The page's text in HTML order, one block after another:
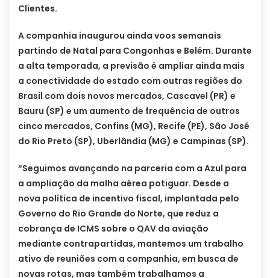
Clientes.
A companhia inaugurou ainda voos semanais
partindo de Natal para Congonhas e Belém. Durante
a alta temporada, a previsão é ampliar ainda mais
a conectividade do estado com outras regiões do
Brasil com dois novos mercados, Cascavel (PR) e
Bauru (SP) e um aumento de frequência de outros
cinco mercados, Confins (MG), Recife (PE), São José
do Rio Preto (SP), Uberlândia (MG) e Campinas (SP).
“Seguimos avançando na parceria com a Azul para
a ampliação da malha aérea potiguar. Desde a
nova política de incentivo fiscal, implantada pelo
Governo do Rio Grande do Norte, que reduz a
cobrança de ICMS sobre o QAV da aviação
mediante contrapartidas, mantemos um trabalho
ativo de reuniões com a companhia, em busca de
novas rotas, mas também trabalhamos a